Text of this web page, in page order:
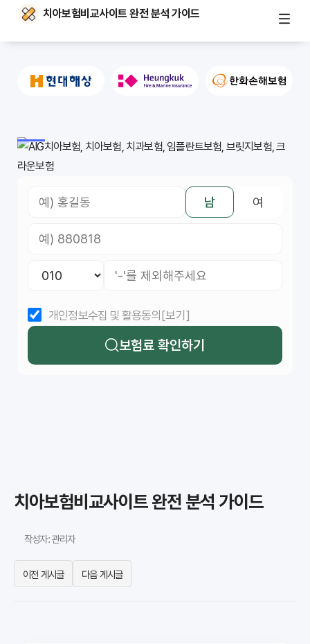
치아보험비교사이트 완전 분석 가이드
남 여
개인정보수집 및 활용동의 [보기]
보험료 확인하기
치아보험비교사이트 완전 분석 가이드
작성자: 관리자
이전 게시글 다음 게시글